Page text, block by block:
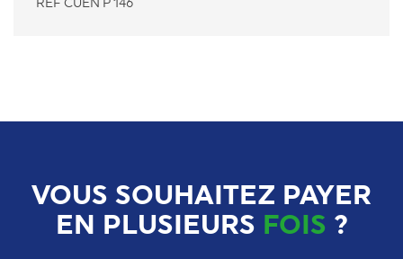
VOUS SOUHAITEZ PAYER
EN PLUSIEURS FOIS ?